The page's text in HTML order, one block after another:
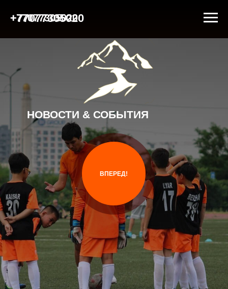
+77077305020
+77077305020
НОВОСТИ & СОБЫТИЯ
ВПЕРЕД!